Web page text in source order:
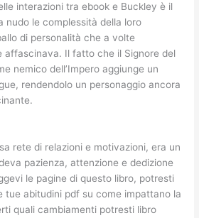
interazioni tra ebook e Buckley è il
nudo le complessità della loro
di personalità che a volte
affascinava. Il fatto che il Signore del
nemico dell’Impero aggiunge un
rendendolo un personaggio ancora
rete di relazioni e motivazioni, era un
pazienza, attenzione e dedizione
le pagine di questo libro, potresti
tue abitudini pdf su come impattano la
quali cambiamenti potresti libro